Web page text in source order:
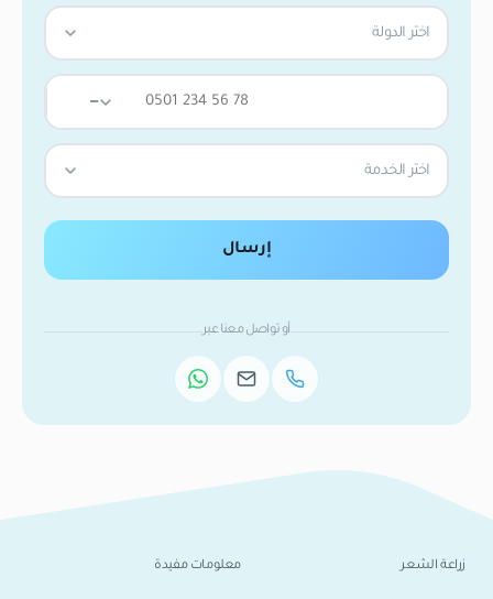
اختر الدولة
—
اختر الخدمة
إرسال
أو تواصل معنا عبر
زراعة الشعر معلومات مفيدة